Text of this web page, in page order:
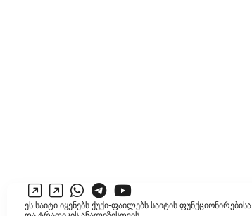
ეს საიტი იყენებს ქუქი-ფაილებს საიტის ფუნქციონირებისა